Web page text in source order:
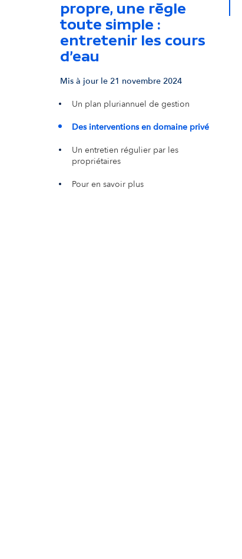
propre, une règle
toute simple :
entretenir les cours
d’eau
Mis à jour le 21 novembre 2024
Un plan pluriannuel de gestion
Des interventions en domaine privé
Un entretien régulier par les
propriétaires
Pour en savoir plus